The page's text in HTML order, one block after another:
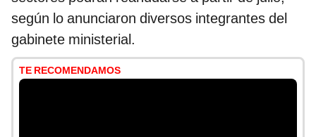
según lo anunciaron diversos integrantes del
gabinete ministerial.
TE RECOMENDAMOS